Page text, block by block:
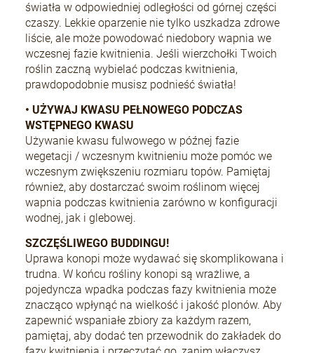
światła w odpowiedniej odległości od górnej części
czaszy. Lekkie oparzenie nie tylko uszkadza zdrowe
liście, ale może powodować niedobory wapnia we
wczesnej fazie kwitnienia. Jeśli wierzchołki Twoich
roślin zaczną wybielać podczas kwitnienia,
prawdopodobnie musisz podnieść światła!
• UŻYWAJ KWASU PEŁNOWEGO PODCZAS
WSTĘPNEGO KWASU
Używanie kwasu fulwowego w późnej fazie
wegetacji / wczesnym kwitnieniu może pomóc we
wczesnym zwiększeniu rozmiaru topów. Pamiętaj
również, aby dostarczać swoim roślinom więcej
wapnia podczas kwitnienia zarówno w konfiguracji
wodnej, jak i glebowej.
SZCZĘŚLIWEGO BUDDINGU!
Uprawa konopi może wydawać się skomplikowana i
trudna. W końcu rośliny konopi są wrażliwe, a
pojedyncza wpadka podczas fazy kwitnienia może
znacząco wpłynąć na wielkość i jakość plonów. Aby
zapewnić wspaniałe zbiory za każdym razem,
pamiętaj, aby dodać ten przewodnik do zakładek do